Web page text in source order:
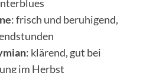
: frisch und beruhigend,
: klärend, gut bei
im Herbst